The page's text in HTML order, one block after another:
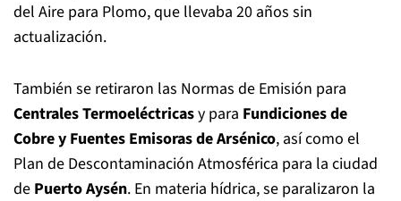
del Aire para Plomo, que llevaba 20 años sin
actualización.
También se retiraron las Normas de Emisión para
Centrales Termoeléctricasy para Fundiciones de
Cobre y Fuentes Emisoras de Arsénico, así como el
Plan de Descontaminación Atmosférica para la ciudad
de Puerto Aysén. En materia hídrica, se paralizaron la